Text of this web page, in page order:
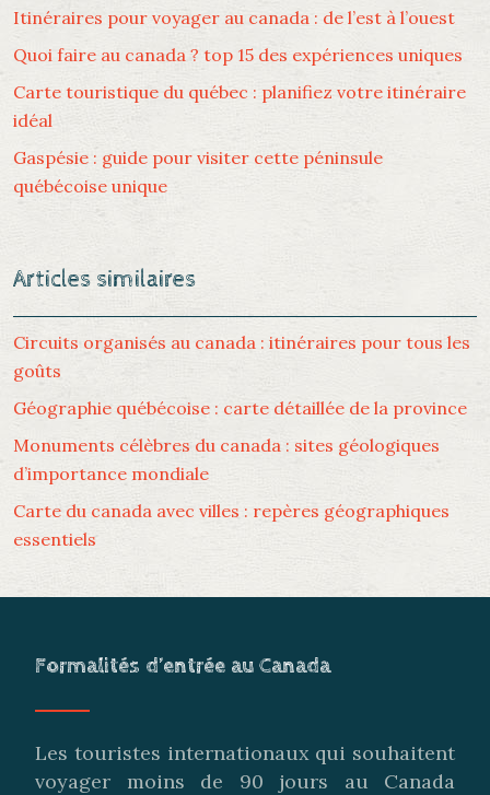
Itinéraires pour voyager au canada : de l’est à l’ouest
Quoi faire au canada ? top 15 des expériences uniques
Carte touristique du québec : planifiez votre itinéraire
idéal
Gaspésie : guide pour visiter cette péninsule
québécoise unique
Articles similaires
Circuits organisés au canada : itinéraires pour tous les
goûts
Géographie québécoise : carte détaillée de la province
Monuments célèbres du canada : sites géologiques
d’importance mondiale
Carte du canada avec villes : repères géographiques
essentiels
Formalités d’entrée au Canada
Les touristes internationaux qui souhaitent
voyager moins de 90 jours au Canada